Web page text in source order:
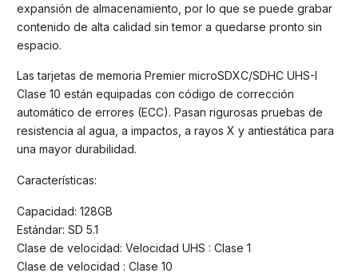
expansión de almacenamiento, por lo que se puede grabar
contenido de alta calidad sin temor a quedarse pronto sin
espacio.
Las tarjetas de memoria Premier microSDXC/SDHC UHS-I
Clase 10 están equipadas con código de corrección
automático de errores (ECC). Pasan rigurosas pruebas de
resistencia al agua, a impactos, a rayos X y antiestática para
una mayor durabilidad.
Características:
Capacidad: 128GB
Estándar: SD 5.1
Clase de velocidad: Velocidad UHS : Clase 1
Clase de velocidad : Clase 10